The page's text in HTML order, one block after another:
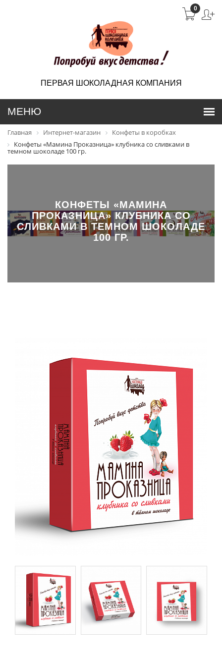
0
ПЕРВАЯ ШОКОЛАДНАЯ КОМПАНИЯ
Главная Интернет-магазин
Конфеты в коробках
Конфеты «Мамина Проказница» клубника со сливками в
темном шоколаде 100 гр.
КОНФЕТЫ «МАМИНА
ПРОКАЗНИЦА» КЛУБНИКА СО
СЛИВКАМИ В ТЕМНОМ ШОКОЛАДЕ
100 ГР.